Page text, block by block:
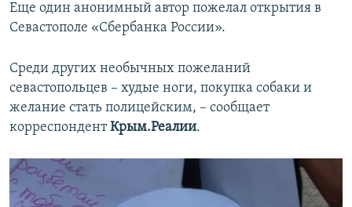
Еще один анонимный автор пожелал открытия в
Севастополе «Сбербанка России».
Среди других необычных пожеланий
севастопольцев – худые ноги, покупка собаки и
желание стать полицейским, – сообщает
корреспондентКрым.Реалии.